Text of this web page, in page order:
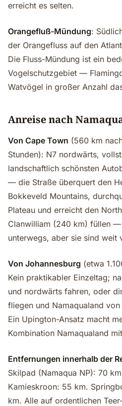
erreicht es selten.
Orangefluß-Mündung:
der Orangefluss auf den
Die Fluss-Mündung ist ein
Vogelschutzgebiet —
Watvögel in großer Anzahl
Anreise nach
Von Cape Town (560 km
Stunden): N7 nordwärts,
landschaftlich schönsten
— die Straße überquert den
Bokkeveld Mountains,
Plateau und erreicht den
Clanwilliam (240 km) füllen
unterwegs, aber sie sind weit
Von Johannesburg (etwa
Kein praktikabler Einzeltag;
und nordwärts fahren, oder
fliegen und Namaqualand
Ein Upington-Ansatz macht
Kombination Namaqualand
Entfernungen innerhalb der
Skilpad (Namaqua NP): 70
Kamieskroon: 55 km.
km. Alle auf ordentlichen